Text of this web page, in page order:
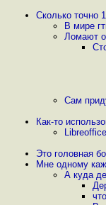
Сколько точно
В мире
Ломают
Сам
Как-то
Это головная
Мне одному
А куда